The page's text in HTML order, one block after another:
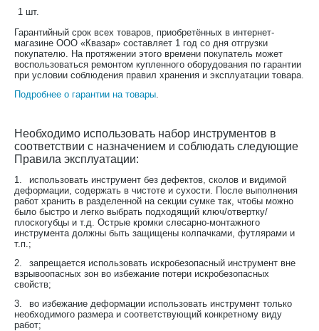
1 шт.
Гарантийный срок всех товаров, приобретённых в интернет-
магазине ООО «Квазар» составляет 1 год со дня отгрузки
покупателю. На протяжении этого времени покупатель может
воспользоваться ремонтом купленного оборудования по гарантии
при условии соблюдения правил хранения и эксплуатации товара.
Подробнее о гарантии на товары
Необходимо использовать набор инструментов в
соответствии с назначением и соблюдать следующие
Правила эксплуатации:
1.
использовать инструмент без дефектов, сколов и видимой
деформации, содержать в чистоте и сухости. После выполнения
работ хранить в разделенной на секции сумке так, чтобы можно
было быстро и легко выбрать подходящий ключ/отвертку/
плоскогубцы и т.д. Острые кромки слесарно-монтажного
инструмента должны быть защищены колпачками, футлярами и
т.п.;
2.
запрещается использовать искробезопасный инструмент вне
взрывоопасных зон во избежание потери искробезопасных
свойств;
3.
во избежание деформации использовать инструмент только
необходимого размера и соответствующий конкретному виду
работ;